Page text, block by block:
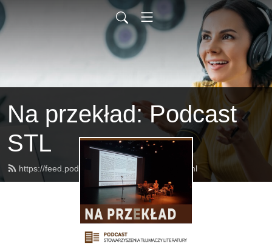
Na przekład: Podcast
STL
https://feed.podbean.com/naprzeklad/feed.xml